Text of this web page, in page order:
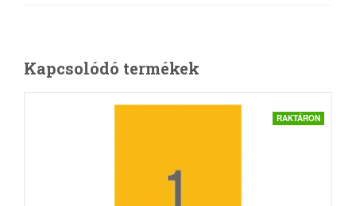
Kapcsolódó termékek
RAKTÁRON